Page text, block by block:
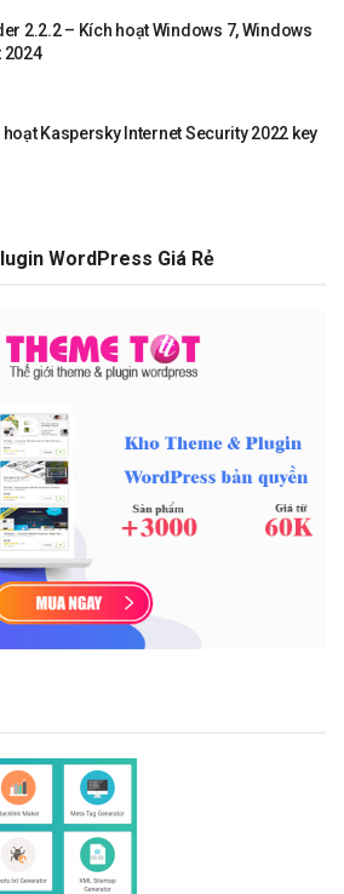
2.2.2 – Kích hoạt Windows 7, Windows
2024
hoạt Kaspersky Internet Security 2022 key
WordPress Giá Rẻ